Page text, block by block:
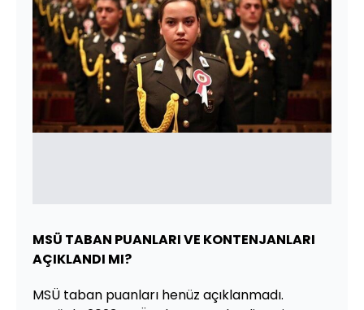
MSÜ TABAN PUANLARI VE KONTENJANLARI
AÇIKLANDI MI?
MSÜ taban puanları henüz açıklanmadı.